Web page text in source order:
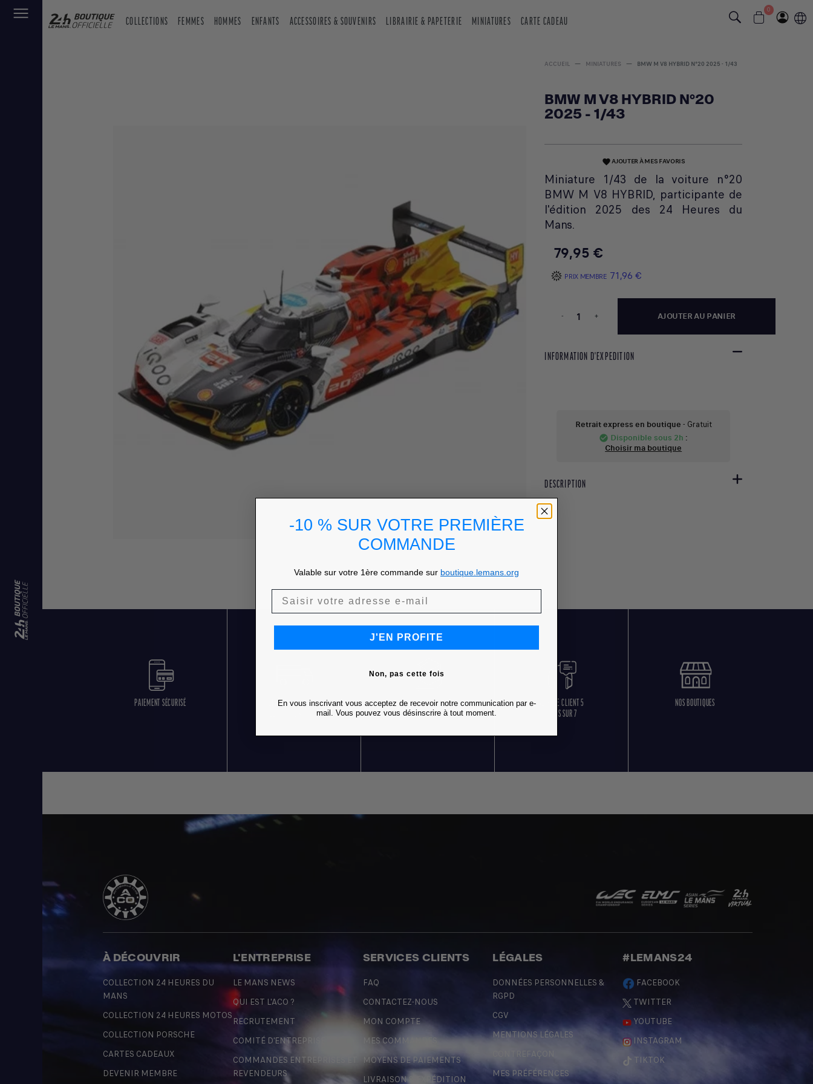
COLLECTIONS FEMMES HOMMES ENFANTS ACCESSOIRES & SOUVENIRS LIBRAIRIE & PAPETERIE MINIATURES CARTE CADEAU
0
ACCUEIL MINIATURES BMW M V8 HYBRID N°20 2025 - 1/43
BMW M V8 HYBRID N°20
2025 - 1/43
favoriteAJOUTER À MES FAVORIS
Miniature 1/43 de la voiture n°20
BMW M V8 HYBRID, participante de
l'édition 2025 des 24 Heures du
Mans.
79,95 €
PRIX MEMBRE 71,96 €
- + AJOUTER AU PANIER
INFORMATION D'EXPEDITION
Retrait express en boutique - Gratuit
check_circle Disponible sous 2h :
Choisir ma boutique
DESCRIPTION
PAIEMENT SÉCURISÉ
LIVRAISON OFFERTE
DÈS 85 € D'ACHATS
RETOURS GRATUITS
SERVICE CLIENT 5
JOURS SUR 7
NOS BOUTIQUES
À DÉCOUVRIR
COLLECTION 24 HEURES DU
MANS
COLLECTION 24 HEURES MOTOS
COLLECTION PORSCHE
CARTES CADEAUX
DEVENIR MEMBRE
L'ENTREPRISE
LE MANS NEWS
QUI EST L'ACO ?
RECRUTEMENT
COMITÉ D'ENTREPRISE
COMMANDES ENTREPRISES ET
REVENDEURS
SERVICES CLIENTS
FAQ
CONTACTEZ-NOUS
MON COMPTE
MES COMMANDES
MOYENS DE PAIEMENTS
LIVRAISON & EXPÉDITION
LÉGALES
DONNÉES PERSONNELLES &
RGPD
CGV
MENTIONS LÉGALES
CONTREFAÇON
MES PRÉFÉRENCES
#LEMANS24
FACEBOOK
TWITTER
YOUTUBE
INSTAGRAM
TIKTOK
-10 % SUR VOTRE PREMIÈRE
COMMANDE
Valable sur votre 1ère commande sur boutique.lemans.org
J'EN PROFITE
Non, pas cette fois
En vous inscrivant vous acceptez de recevoir notre communication par e-
mail. Vous pouvez vous désinscrire à tout moment.